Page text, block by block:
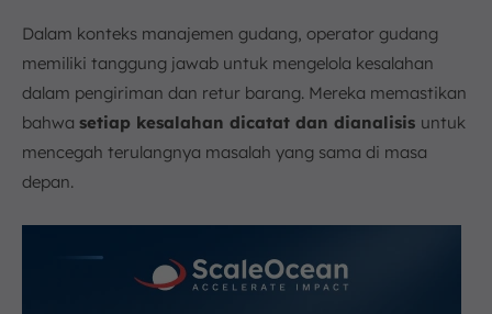
Dalam konteks manajemen gudang, operator gudang
memiliki tanggung jawab untuk mengelola kesalahan
dalam pengiriman dan retur barang. Mereka memastikan
bahwa setiap kesalahan dicatat dan dianalisis untuk
mencegah terulangnya masalah yang sama di masa
depan.